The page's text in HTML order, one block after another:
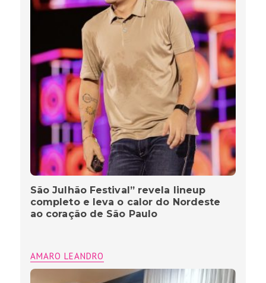
São Julhão Festival” revela lineup
completo e leva o calor do Nordeste
ao coração de São Paulo
AMARO LEANDRO